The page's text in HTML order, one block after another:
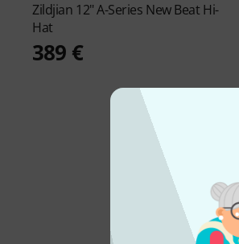
Zildjian 12" A-Series New Beat Hi-
Hat
389 €